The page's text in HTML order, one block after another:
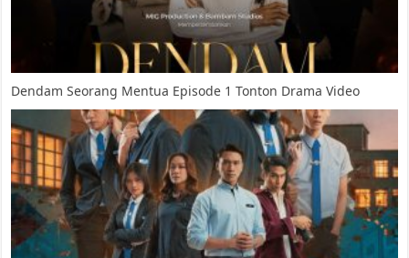
Dendam Seorang Mentua Episode 1 Tonton Drama Video